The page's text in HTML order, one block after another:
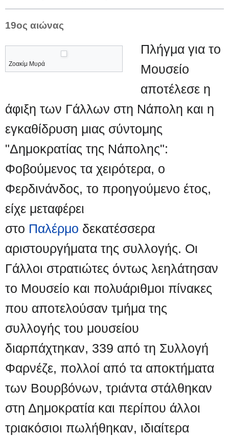
19ος αιώνας
Ζοακίμ Μυρά
Πλήγμα για το
Μουσείο
αποτέλεσε η
άφιξη των Γάλλων στη Νάπολη και η
εγκαθίδρυση μιας σύντομης
"Δημοκρατίας της Νάπολης":
Φοβούμενος τα χειρότερα, ο
Φερδινάνδος, το προηγούμενο έτος,
είχε μεταφέρει
στο Παλέρμο δεκατέσσερα
αριστουργήματα της συλλογής. Οι
Γάλλοι στρατιώτες όντως λεηλάτησαν
το Μουσείο και πολυάριθμοι πίνακες
που αποτελούσαν τμήμα της
συλλογής του μουσείου
διαρπάχτηκαν, 339 από τη Συλλογή
Φαρνέζε, πολλοί από τα αποκτήματα
των Βουρβόνων, τριάντα στάλθηκαν
στη Δημοκρατία και περίπου άλλοι
τριακόσιοι πωλήθηκαν, ιδιαίτερα